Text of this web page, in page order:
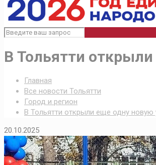
В Тольятти
Главная
Все новости Тольятти
Город и регион
В Тольятти открыли еще одну
20.10.2025